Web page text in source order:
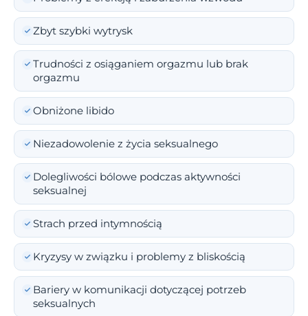
Zbyt szybki wytrysk
Trudności z osiąganiem orgazmu lub brak
orgazmu
Obniżone libido
Niezadowolenie z życia seksualnego
Dolegliwości bólowe podczas aktywności
seksualnej
Strach przed intymnością
Kryzysy w związku i problemy z bliskością
Bariery w komunikacji dotyczącej potrzeb
seksualnych